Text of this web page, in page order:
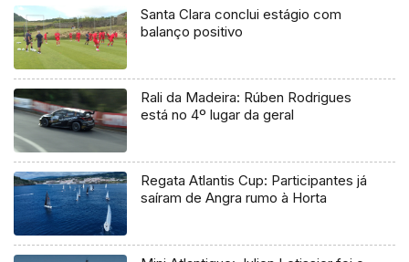
Santa Clara conclui estágio com
balanço positivo
Rali da Madeira: Rúben Rodrigues
está no 4º lugar da geral
Regata Atlantis Cup: Participantes já
saíram de Angra rumo à Horta